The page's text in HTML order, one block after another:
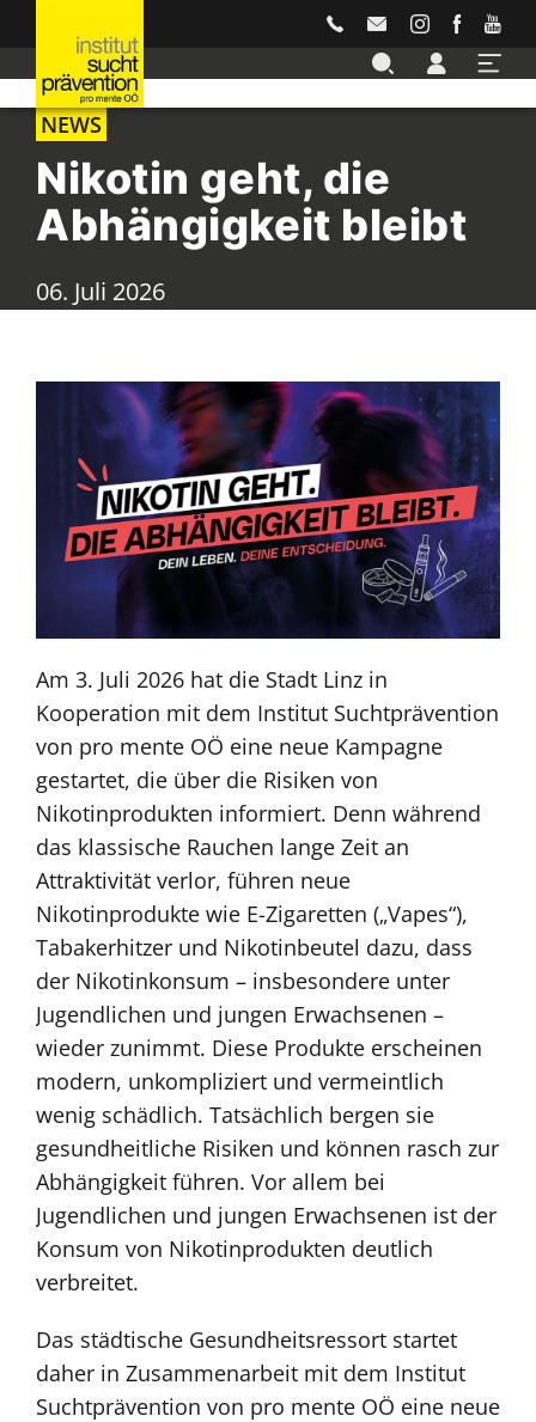
Zur Hauptnavigation
Zur Unternavigation
Zur SucheAccesskey
[3]
Zum Inhalt
Zur Footernavigation
NEWS
Nikotin geht, die
Abhängigkeit bleibt
06. Juli 2026
Am 3. Juli 2026 hat die Stadt Linz in
Kooperation mit dem Institut Suchtprävention
von pro mente OÖ eine neue Kampagne
gestartet, die über die Risiken von
Nikotinprodukten informiert. Denn während
das klassische Rauchen lange Zeit an
Attraktivität verlor, führen neue
Nikotinprodukte wie E-Zigaretten („Vapes“),
Tabakerhitzer und Nikotinbeutel dazu, dass
der Nikotinkonsum – insbesondere unter
Jugendlichen und jungen Erwachsenen –
wieder zunimmt. Diese Produkte erscheinen
modern, unkompliziert und vermeintlich
wenig schädlich. Tatsächlich bergen sie
gesundheitliche Risiken und können rasch zur
Abhängigkeit führen. Vor allem bei
Jugendlichen und jungen Erwachsenen ist der
Konsum von Nikotinprodukten deutlich
verbreitet.
Das städtische Gesundheitsressort startet
daher in Zusammenarbeit mit dem Institut
Suchtprävention von pro mente OÖ eine neue